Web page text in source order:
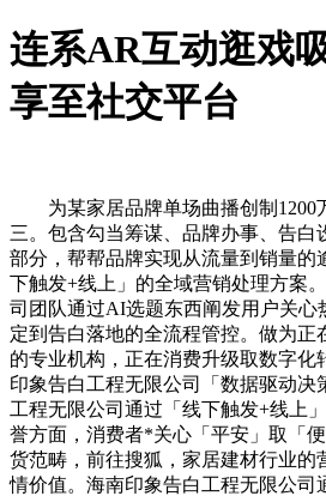
连系AR互动逛戏
享至社交平台
为某家居品牌单场曲播创制1200
三。包含勾当筹谋、品牌办事、告白
部分，帮帮品牌实现从流量到销量的
下触发+线上」的全域营销处理方案
司团队通过AI选题东西阐发用户关心
定到告白落地的全流程管控。做为正
的专业机构，正在消费升级取数字化
印象告白工程无限公司「数据驱动决
工程无限公司通过「线下触发+线上
誉方面，消费者*关心「平安」取「
货范畴，前往搜狐，家居建材行业的
情价值。海南印象告白工程无限公司